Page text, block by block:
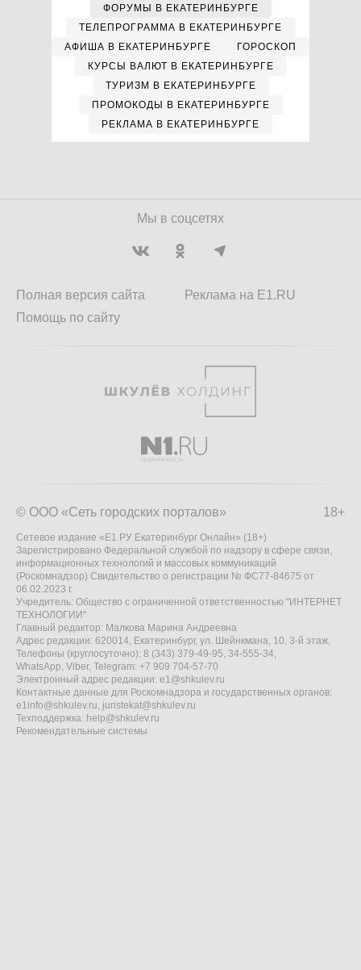
ФОРУМЫ В ЕКАТЕРИНБУРГЕ
ТЕЛЕПРОГРАММА В ЕКАТЕРИНБУРГЕ
АФИША В ЕКАТЕРИНБУРГЕ
ГОРОСКОП
КУРСЫ ВАЛЮТ В ЕКАТЕРИНБУРГЕ
ТУРИЗМ В ЕКАТЕРИНБУРГЕ
ПРОМОКОДЫ В ЕКАТЕРИНБУРГЕ
РЕКЛАМА В ЕКАТЕРИНБУРГЕ
Мы в соцсетях
Полная версия сайта
Помощь по сайту
Реклама на E1.RU
18+
© ООО «Сеть городских порталов»
Сетевое издание «Е1.РУ Екатеринбург Онлайн» (18+)
Зарегистрировано Федеральной службой по надзору в сфере связи,
информационных технологий и массовых коммуникаций
(Роскомнадзор) Свидетельство о регистрации № ФС77-84675 от
06.02.2023 г.
Учредитель: Общество с ограниченной ответственностью "ИНТЕРНЕТ
ТЕХНОЛОГИИ"
Главный редактор: Малкова Марина Андреевна
Адрес редакции: 620014, Екатеринбург, ул. Шейнкмана, 10, 3-й этаж,
Телефоны (круглосуточно): 8 (343) 379-49-95, 34-555-34,
WhatsApp, Viber, Telegram: +7 909 704-57-70
Электронный адрес редакции: e1@shkulev.ru
Контактные данные для Роскомнадзора и государственных органов:
e1info@shkulev.ru, juristekat@shkulev.ru
Техподдержка: help@shkulev.ru
Рекомендательные системы